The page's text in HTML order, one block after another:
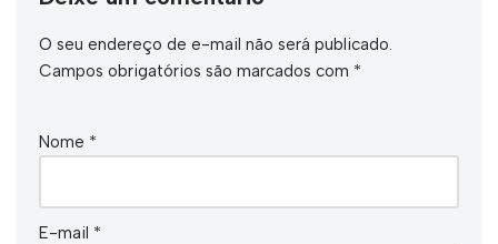
O seu endereço de e-mail não será publicado.
Campos obrigatórios são marcados com *
Nome *
E-mail *